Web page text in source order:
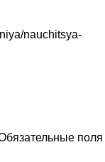
nauchitsya-
поля